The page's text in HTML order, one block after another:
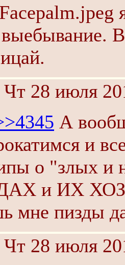
Facepalm.jpeg
Чт 28 июля
А
и
о "злых
и ИХ
мне пизды
Чт 28 июля